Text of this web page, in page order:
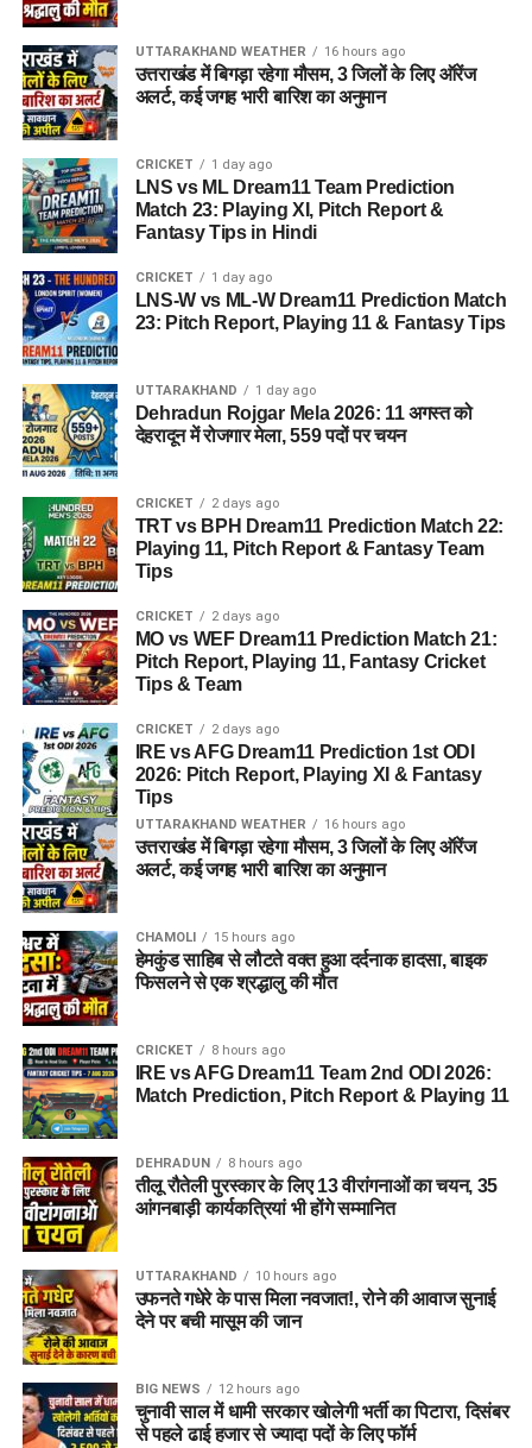
UTTARAKHAND WEATHER 16 hours ago
उत्तराखंड में बिगड़ा रहेगा मौसम, 3 जिलों के लिए ऑरेंज
अलर्ट, कई जगह भारी बारिश का अनुमान
CRICKET 1 day ago
LNS vs ML Dream11 Team Prediction
Match 23: Playing XI, Pitch Report &
Fantasy Tips in Hindi
CRICKET 1 day ago
LNS-W vs ML-W Dream11 Prediction Match
23: Pitch Report, Playing 11 & Fantasy Tips
UTTARAKHAND 1 day ago
Dehradun Rojgar Mela 2026: 11 अगस्त को
देहरादून में रोजगार मेला, 559 पदों पर चयन
CRICKET 2 days ago
TRT vs BPH Dream11 Prediction Match 22:
Playing 11, Pitch Report & Fantasy Team
Tips
CRICKET 2 days ago
MO vs WEF Dream11 Prediction Match 21:
Pitch Report, Playing 11, Fantasy Cricket
Tips & Team
CRICKET 2 days ago
IRE vs AFG Dream11 Prediction 1st ODI
2026: Pitch Report, Playing XI & Fantasy
Tips
UTTARAKHAND WEATHER 16 hours ago
उत्तराखंड में बिगड़ा रहेगा मौसम, 3 जिलों के लिए ऑरेंज
अलर्ट, कई जगह भारी बारिश का अनुमान
CHAMOLI 15 hours ago
हेमकुंड साहिब से लौटते वक्त हुआ दर्दनाक हादसा, बाइक
फिसलने से एक श्रद्धालु की मौत
CRICKET 8 hours ago
IRE vs AFG Dream11 Team 2nd ODI 2026:
Match Prediction, Pitch Report & Playing 11
DEHRADUN 8 hours ago
तीलू रौतेली पुरस्कार के लिए 13 वीरांगनाओं का चयन, 35
आंगनबाड़ी कार्यकत्रियां भी होंगे सम्मानित
UTTARAKHAND 10 hours ago
उफनते गधेरे के पास मिला नवजात!, रोने की आवाज सुनाई
देने पर बची मासूम की जान
BIG NEWS 12 hours ago
चुनावी साल में धामी सरकार खोलेगी भर्ती का पिटारा, दिसंबर
से पहले ढाई हजार से ज्यादा पदों के लिए फॉर्म